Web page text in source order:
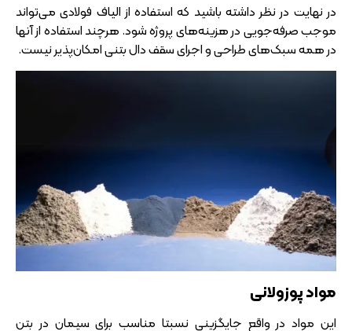
در نهایت در نظر داشته باشید که استفاده از الیاف فولادی می‌تواند
موجب صرفه‌جویی در هزینه‌های پروژه شود. هرچند استفاده از آنها
در همه سبک‌های طراحی و اجرای سقف دال بتنی امکان‌پذیر نیست.
مواد پوزولانی
این مواد در واقع جایگزینی نسبتا مناسب برای سیمان در بتن